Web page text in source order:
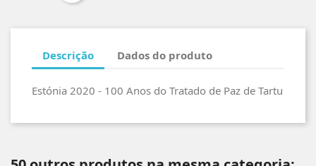
Descrição Dados do produto
Estónia 2020 - 100 Anos do Tratado de Paz de Tartu